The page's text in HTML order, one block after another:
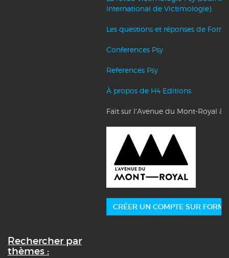
International de Victimologie)
Les questions et réponses de
Conferences Psy
References Psy
À propos de H4 Editions
Fait sur l'Avenue du Mont-Royal à
CRÉER UN COMPTE SUR
Rechercher par
thèmes :